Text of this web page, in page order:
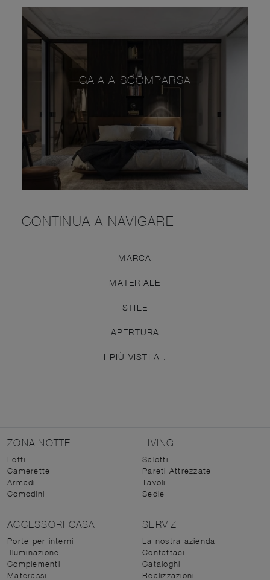
GAIA A SCOMPARSA
CONTINUA A NAVIGARE
MARCA
MATERIALE
STILE
APERTURA
I PIÙ VISTI A :
ZONA NOTTE
Letti
Camerette
Armadi
Comodini
LIVING
Salotti
Pareti Attrezzate
Tavoli
Sedie
ACCESSORI CASA
Porte per interni
Illuminazione
Complementi
Materassi
SERVIZI
La nostra azienda
Contattaci
Cataloghi
Realizzazioni